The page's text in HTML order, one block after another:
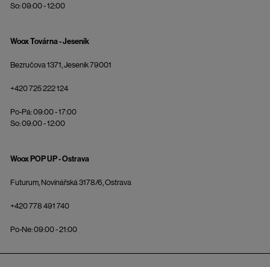
So: 09:00 - 12:00
Woox Továrna - Jeseník
Bezručova 1371, Jeseník 79001
+420 725 222 124
Po-Pá: 09:00 - 17:00
So: 09:00 - 12:00
Woox POP UP - Ostrava
Futurum, Novinářská 3178/6, Ostrava
+420 778 491 740
Po-Ne: 09:00 - 21:00